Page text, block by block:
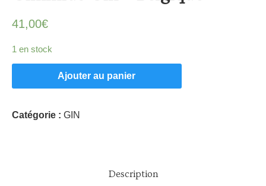
41,00€
1 en stock
Ajouter au panier
Catégorie : GIN
Description